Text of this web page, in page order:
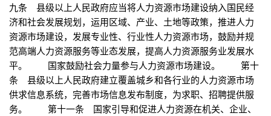
九条 县级以上人民政府应当将人力资源市场建设纳入国民经
济和社会发展规划，运用区域、产业、土地等政策，推进人力
资源市场建设，发展专业性、行业性人力资源市场，鼓励并规
范高端人力资源服务等业态发展，提高人力资源服务业发展水
平。 国家鼓励社会力量参与人力资源市场建设。 第十
条 县级以上人民政府建立覆盖城乡和各行业的人力资源市场
供求信息系统，完善市场信息发布制度，为求职、招聘提供服
务。 第十一条 国家引导和促进人力资源在机关、企业、